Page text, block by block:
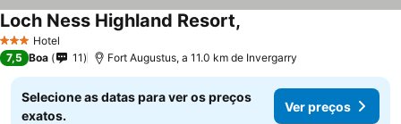
3 EstrelasHotel
Loch Ness Highland Resort,
7,5 Boa 11 Fort Augustus, a 11.0 km de Invergarry
Selecione as datas para ver os preços
exatos.
Ver preços